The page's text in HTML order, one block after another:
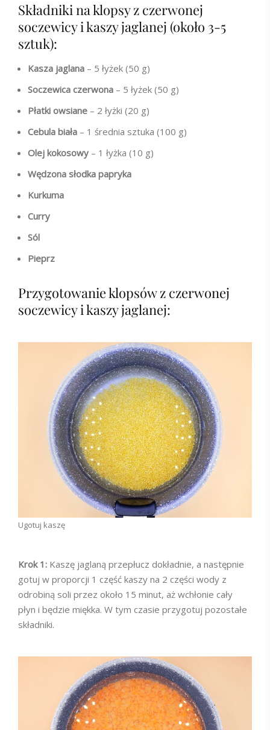
Składniki na klopsy z czerwonej
soczewicy i kaszy jaglanej (około 3-5
sztuk):
Kasza jaglana – 5 łyżek (50 g)
Soczewica czerwona – 5 łyżek (50 g)
Płatki owsiane – 2 łyżki (20 g)
Cebula biała – 1 średnia sztuka (100 g)
Olej kokosowy – 1 łyżka (10 g)
Wędzona słodka papryka
Kurkuma
Curry
Sól
Pieprz
Przygotowanie klopsów z czerwonej
soczewicy i kaszy jaglanej:
Ugotuj kaszę
Krok 1: Kaszę jaglaną przepłucz dokładnie, a następnie
gotuj w proporcji 1 część kaszy na 2 części wody z
odrobiną soli przez około 15 minut, aż wchłonie cały
płyn i będzie miękka. W tym czasie przygotuj pozostałe
składniki.